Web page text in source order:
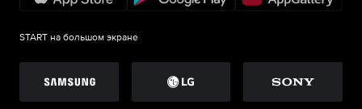
START на большом экране